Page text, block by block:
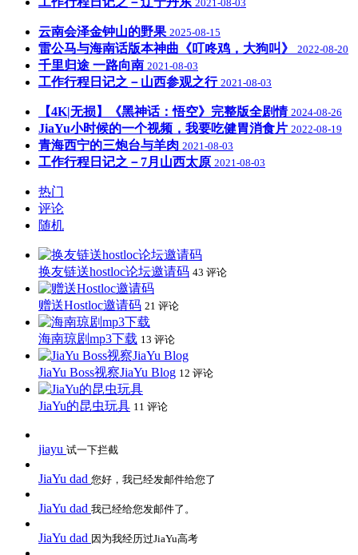
2021-08-03
云南会泽金钟山的野果 2025-08-15
雷公马与海南话版本神曲《叮咚鸡，大狗叫》 2022-08-20
千里归途 一路向南 2021-08-03
工作行程日记之－山西参观之行 2021-08-03
【4K|无损】《黑神话：悟空》完整版全剧情 2024-08-26
JiaYu小时候的一个视频，我要吃健胃消食片 2022-08-19
青海西宁的三炮台与羊肉 2021-08-03
工作行程日记之－7月山西太原 2021-08-03
热门
评论
随机
换友链送hostloc论坛邀请码 43 评论
赠送Hostloc邀请码 21 评论
海南琼剧mp3下载 13 评论
JiaYu Boss视察JiaYu Blog 12 评论
JiaYu的昆虫玩具 11 评论
jiayu 试一下拦截
JiaYu dad 您好，我已经发邮件给您了
JiaYu dad 我已经给您发邮件了。
JiaYu dad 因为我经历过JiaYu高考